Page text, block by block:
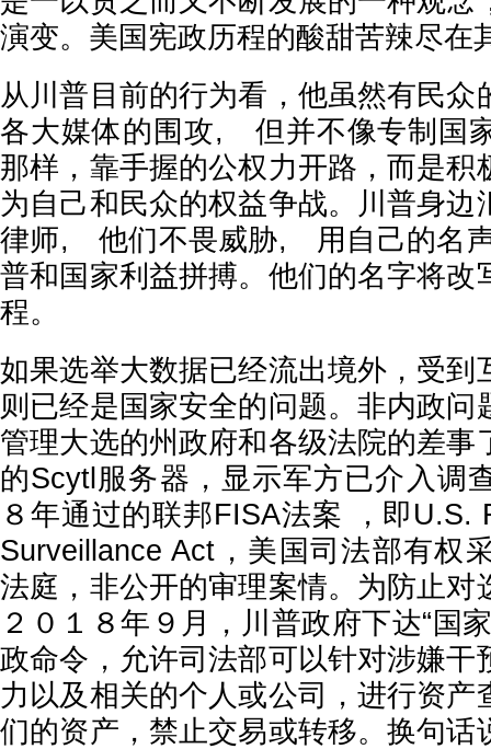
演变。美国宪政历程的酸甜苦辣尽在
从川普目前的行为看，他虽然有民众
各大媒体的围攻, 但并不像专制国
那样，靠手握的公权力开路，而是积
为自己和民众的权益争战。川普身边
律师, 他们不畏威胁, 用自己的名
普和国家利益拼搏。他们的名字将改
程。
如果选举大数据已经流出境外，受到
则已经是国家安全的问题。非内政问
管理大选的州政府和各级法院的差事
的Scytl服务器，显示军方已介入调
８年通过的联邦FISA法案 ，即U.S.
Surveillance Act，美国司法部有权
法庭，非公开的审理案情。为防止对
２０１８年９月，川普政府下达“国
政命令，允许司法部可以针对涉嫌干
力以及相关的个人或公司，进行资产
们的资产，禁止交易或转移。换句话